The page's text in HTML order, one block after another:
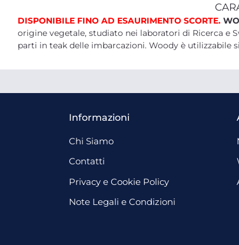
DISPONIBILE FINO AD ESAURIMENTO SCORTE.
origine vegetale, studiato nei laboratori di Ricerca e
parti in teak delle imbarcazioni. Woody è utilizzabile
Informazioni
Chi Siamo
Contatti
Privacy e Cookie Policy
Note Legali e Condizioni